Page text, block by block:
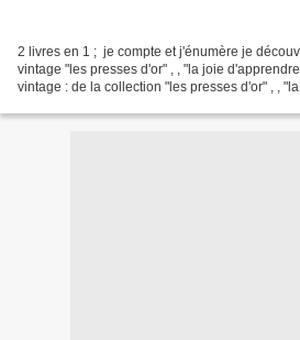
2 livres en 1 ; je compte et j'énumère je
vintage "les presses d'or" , , "la joie d'apprendre" sur charlotteblablablog livre
vintage : de la collection "les presses d'or" , ,